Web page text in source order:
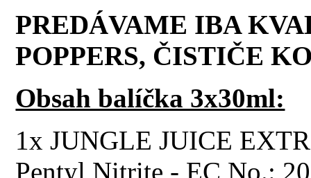
PREDÁVAME IBA
POPPERS, ČISTIČE
Obsah balíčka 3x30ml:
1x JUNGLE JUICE
Pentyl Nitrite - EC No.: